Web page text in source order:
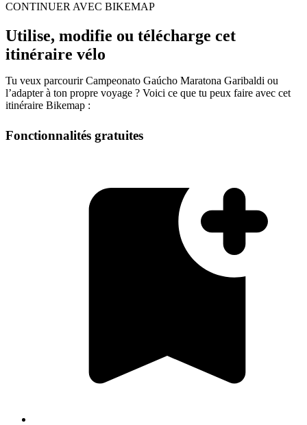
CONTINUER AVEC BIKEMAP
Utilise, modifie ou télécharge cet
itinéraire vélo
Tu veux parcourir Campeonato Gaúcho Maratona Garibaldi ou
l’adapter à ton propre voyage ? Voici ce que tu peux faire avec cet
itinéraire Bikemap :
Fonctionnalités gratuites